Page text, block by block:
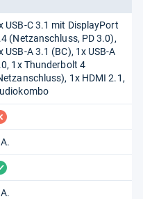
USB-C 3.1 mit DisplayPort
(Netzanschluss, PD 3.0),
USB-A 3.1 (BC), 1x USB-A
1x Thunderbolt 4
1x HDMI 2.1,